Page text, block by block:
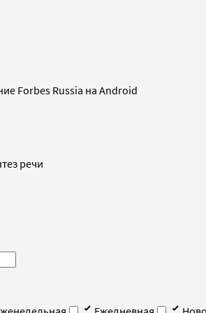
Forbes Russia на Android
речи